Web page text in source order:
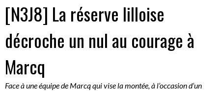
[N3J8] La réserve lilloise
décroche un nul au courage à
Marcq
Face à une équipe de Marcq qui vise la montée, à l’occasion d’un